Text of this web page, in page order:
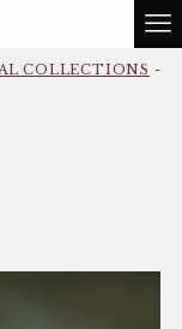
COLLECTIONS -